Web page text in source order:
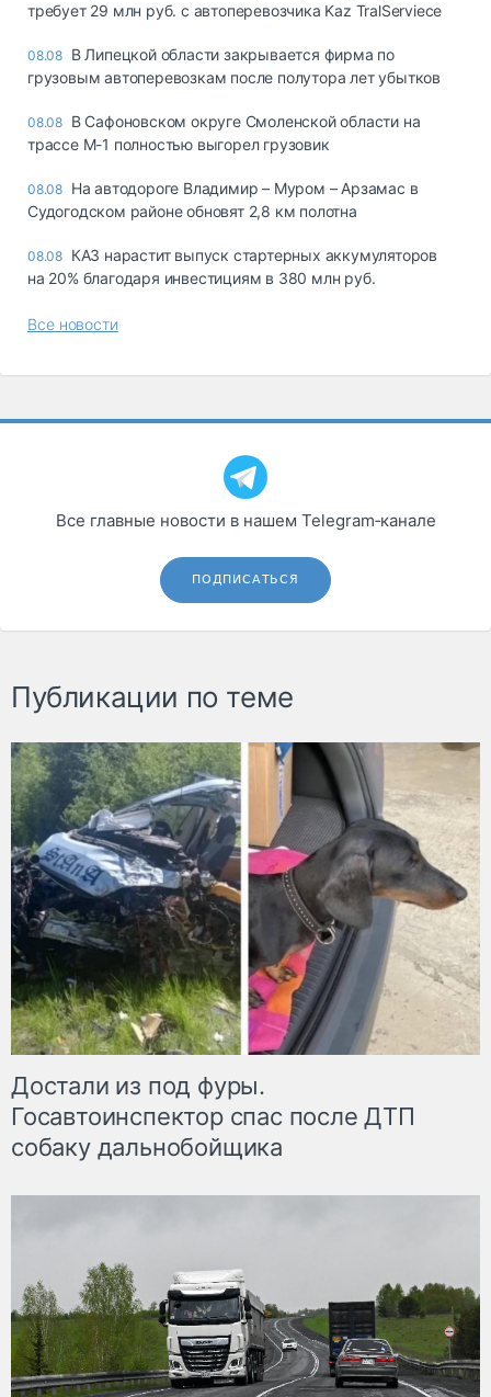
требует 29 млн руб. с автоперевозчика Kaz TralServiece
08.08 В Липецкой области закрывается фирма по
грузовым автоперевозкам после полутора лет убытков
08.08 В Сафоновском округе Смоленской области на
трассе М-1 полностью выгорел грузовик
08.08 На автодороге Владимир – Муром – Арзамас в
Судогодском районе обновят 2,8 км полотна
08.08 КАЗ нарастит выпуск стартерных аккумуляторов
на 20% благодаря инвестициям в 380 млн руб.
Все новости
Все главные новости в нашем Telegram‑канале
ПОДПИСАТЬСЯ
Публикации по теме
Достали из под фуры.
Госавтоинспектор спас после ДТП
собаку дальнобойщика